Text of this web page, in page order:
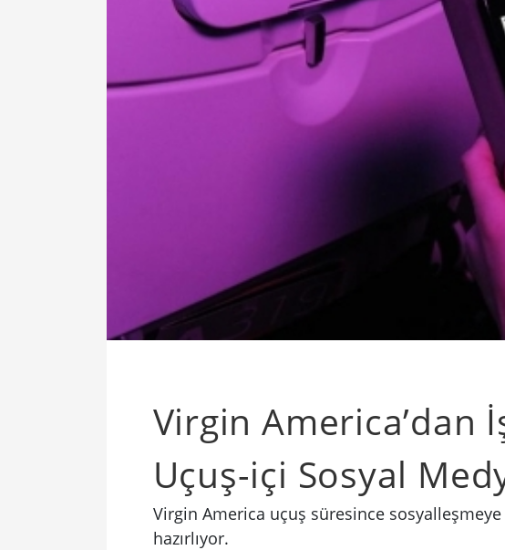
Virgin America’dan
Uçuş-içi Sosyal
Virgin America uçuş süresince
hazırlıyor.